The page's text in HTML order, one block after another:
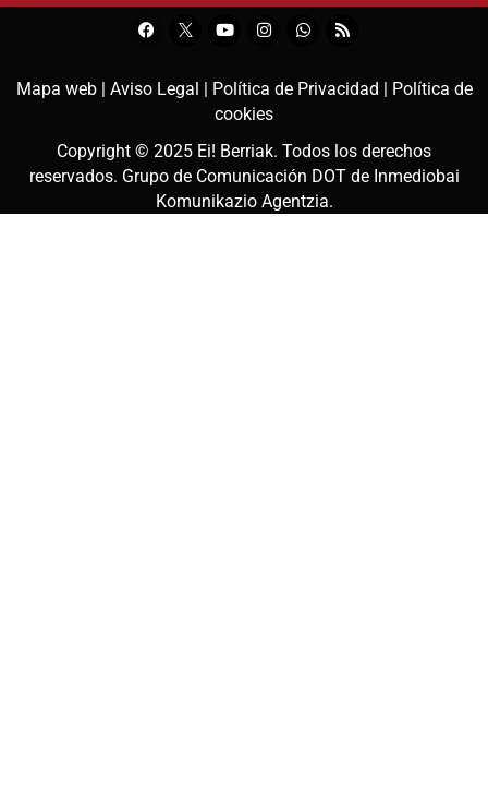
Mapa web | Aviso Legal | Política de Privacidad | Política de
cookies
Copyright © 2025 Ei! Berriak. Todos los derechos
reservados. Grupo de Comunicación DOT de Inmediobai
Komunikazio Agentzia.